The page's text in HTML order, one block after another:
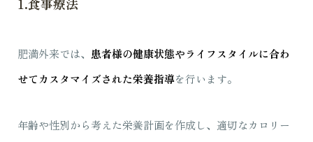
肥満外来では、 患者様の健康状態やライフスタイルに合わ
せてカスタマイズされた栄養指導を行います。
年齢や性別から考えた栄養計画を作成し、適切なカロリー